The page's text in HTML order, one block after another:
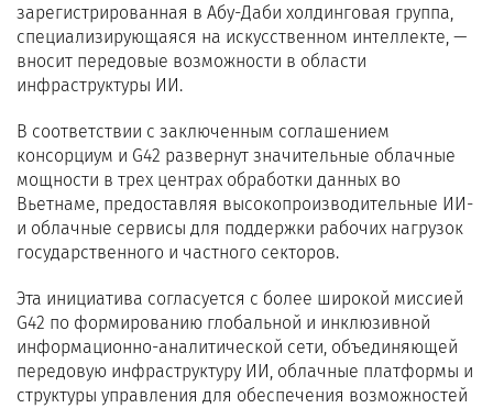
зарегистрированная в Абу-Даби холдинговая группа,
специализирующаяся на искусственном интеллекте, —
вносит передовые возможности в области
инфраструктуры ИИ.
В соответствии с заключенным соглашением
консорциум и G42 развернут значительные облачные
мощности в трех центрах обработки данных во
Вьетнаме, предоставляя высокопроизводительные ИИ-
и облачные сервисы для поддержки рабочих нагрузок
государственного и частного секторов.
Эта инициатива согласуется с более широкой миссией
G42 по формированию глобальной и инклюзивной
информационно-аналитической сети, объединяющей
передовую инфраструктуру ИИ, облачные платформы и
структуры управления для обеспечения возможностей